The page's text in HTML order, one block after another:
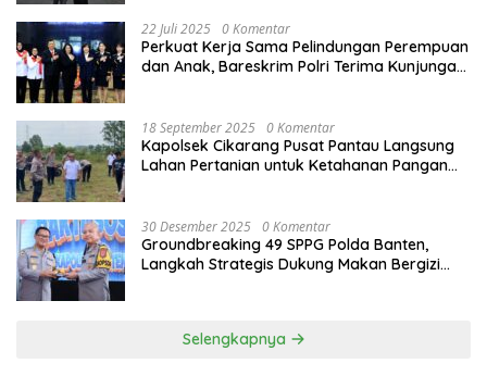
22 Juli 2025 0 Komentar
Perkuat Kerja Sama Pelindungan Perempuan
dan Anak, Bareskrim Polri Terima Kunjungan
18 September 2025 0 Komentar
Kapolsek Cikarang Pusat Pantau Langsung
Lahan Pertanian untuk Ketahanan Pangan
30 Desember 2025 0 Komentar
Groundbreaking 49 SPPG Polda Banten,
Langkah Strategis Dukung Makan Bergizi
Selengkapnya